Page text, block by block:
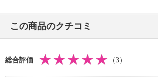
・洗濯機：可
・漂白処理：塩素系・酸素系漂白不可
・タンブル乾燥：不可
・自然乾燥：日陰の吊り干し
・アイロン仕上げ：可（低温）
・ドライクリーニング：不可
この商品のクチコミ
総合評価 （3）